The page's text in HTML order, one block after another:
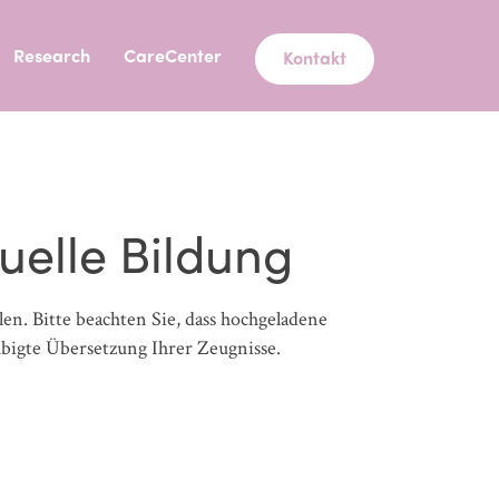
Research CareCenter Kontakt
Bildung
Bitte beachten Sie, dass hochgeladene
Übersetzung Ihrer Zeugnisse.